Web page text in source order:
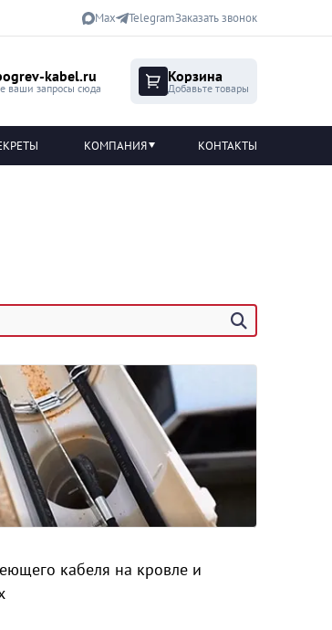
Max TelegramЗаказать звонок
kabel.ru
ваши запросы сюда
Корзина
Добавьте товары
КОМПАНИЯ КОНТАКТЫ
кабеля на кровле и